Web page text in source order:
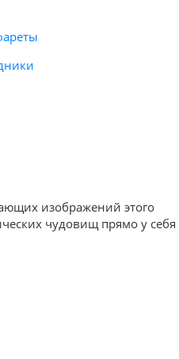
изображений этого
чудовищ прямо у себя